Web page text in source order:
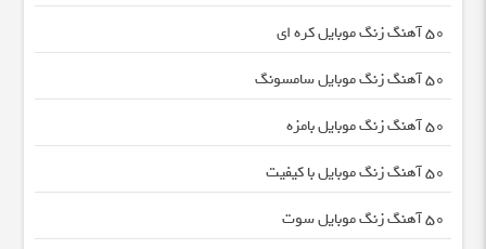
50 آهنگ زنگ موبایل کره ای
50 آهنگ زنگ موبایل سامسونگ
50 آهنگ زنگ موبایل بامزه
50 آهنگ زنگ موبایل با کیفیت
50 آهنگ زنگ موبایل سوت